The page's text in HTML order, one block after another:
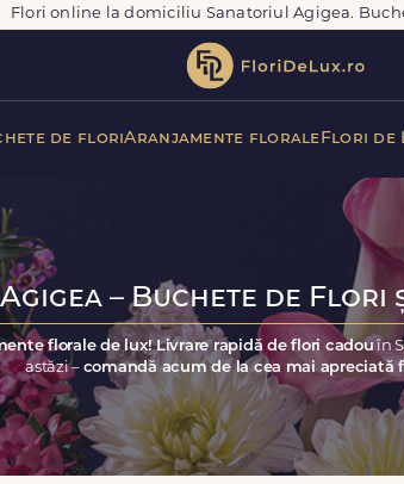
Flori online la domiciliu Sanatoriul Agigea.
de floriAranjamente florale Flori de
– Buchete de Flori
florale de lux! Livrare rapidă de flori cadouîn
astăzi – comandă acum de la cea mai apreciată